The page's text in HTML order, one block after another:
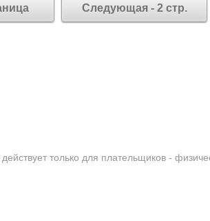
Следующая - 2 стр.
только для плательщиков -